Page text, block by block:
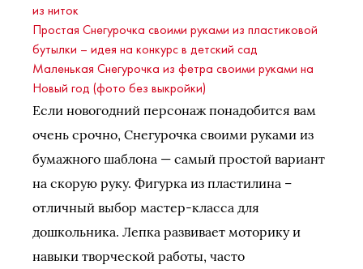
из ниток
Простая Снегурочка своими руками из пластиковой
бутылки – идея на конкурс в детский сад
Маленькая Снегурочка из фетра своими руками на
Новый год (фото без выкройки)
Если новогодний персонаж понадобится вам
очень срочно, Снегурочка своими руками из
бумажного шаблона — самый простой вариант
на скорую руку. Фигурка из пластилина –
отличный выбор мастер-класса для
дошкольника. Лепка развивает моторику и
навыки творческой работы, часто